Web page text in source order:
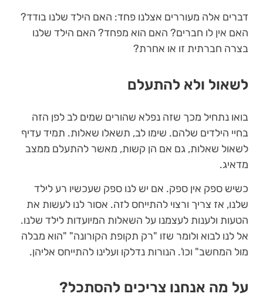
דברים אלה מעוררים אצלנו פחד: האם הילד שלנו בודד?
האם אין לו חברים? האם הוא מפחד? האם הילד שלנו
בצרה חברתית זו או אחרת?
לשאול ולא להתעלם
בואו נתחיל מכך שזה נפלא שהורים שמים לב לפן הזה
בחיי הילדים שלהם. שימו לב, תשאלו שאלות. תמיד עדיף
לשאול שאלות, גם אם הן קשות, מאשר להתעלם ממצב
מדאיג.
כשיש ספק אין ספק. אם יש לנו ספק שעכשיו רע לילד
שלנו, אז צריך ורצוי להתייחס לזה. אסור לנו לעשות את
הטעות ולענות לעצמנו על השאלות המיועדות לילד שלנו.
אל לנו לבוא ולומר שזו "רק תקופת הקורונה" "הוא מבלה
מול המחשב" וכו'. הנורות נדלקו ועלינו להתייחס אליהן.
על מה אנחנו צריכים להסתכל?